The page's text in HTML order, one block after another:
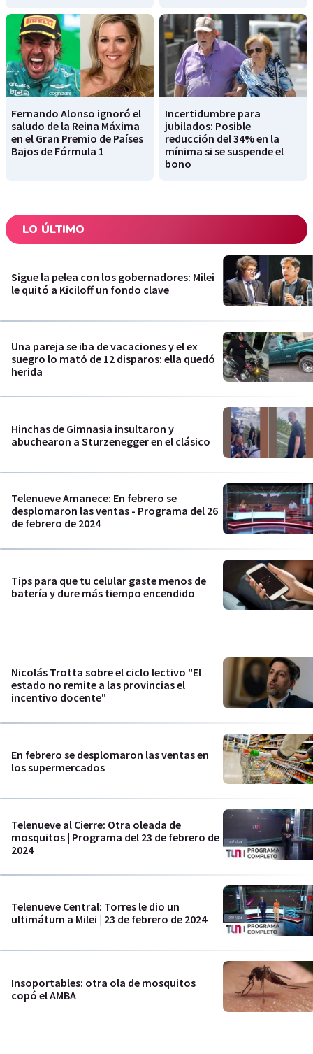
Fernando Alonso ignoró el
saludo de la Reina Máxima
en el Gran Premio de Países
Bajos de Fórmula 1
Incertidumbre para
jubilados: Posible
reducción del 34% en la
mínima si se suspende el
bono
LO ÚLTIMO
Sigue la pelea con los gobernadores: Milei
le quitó a Kiciloff un fondo clave
Una pareja se iba de vacaciones y el ex
suegro lo mató de 12 disparos: ella quedó
herida
Hinchas de Gimnasia insultaron y
abuchearon a Sturzenegger en el clásico
Telenueve Amanece: En febrero se
desplomaron las ventas - Programa del 26
de febrero de 2024
Tips para que tu celular gaste menos de
batería y dure más tiempo encendido
Nicolás Trotta sobre el ciclo lectivo "El
estado no remite a las provincias el
incentivo docente"
En febrero se desplomaron las ventas en
los supermercados
Telenueve al Cierre: Otra oleada de
mosquitos | Programa del 23 de febrero de
2024
Telenueve Central: Torres le dio un
ultimátum a Milei | 23 de febrero de 2024
Insoportables: otra ola de mosquitos
copó el AMBA